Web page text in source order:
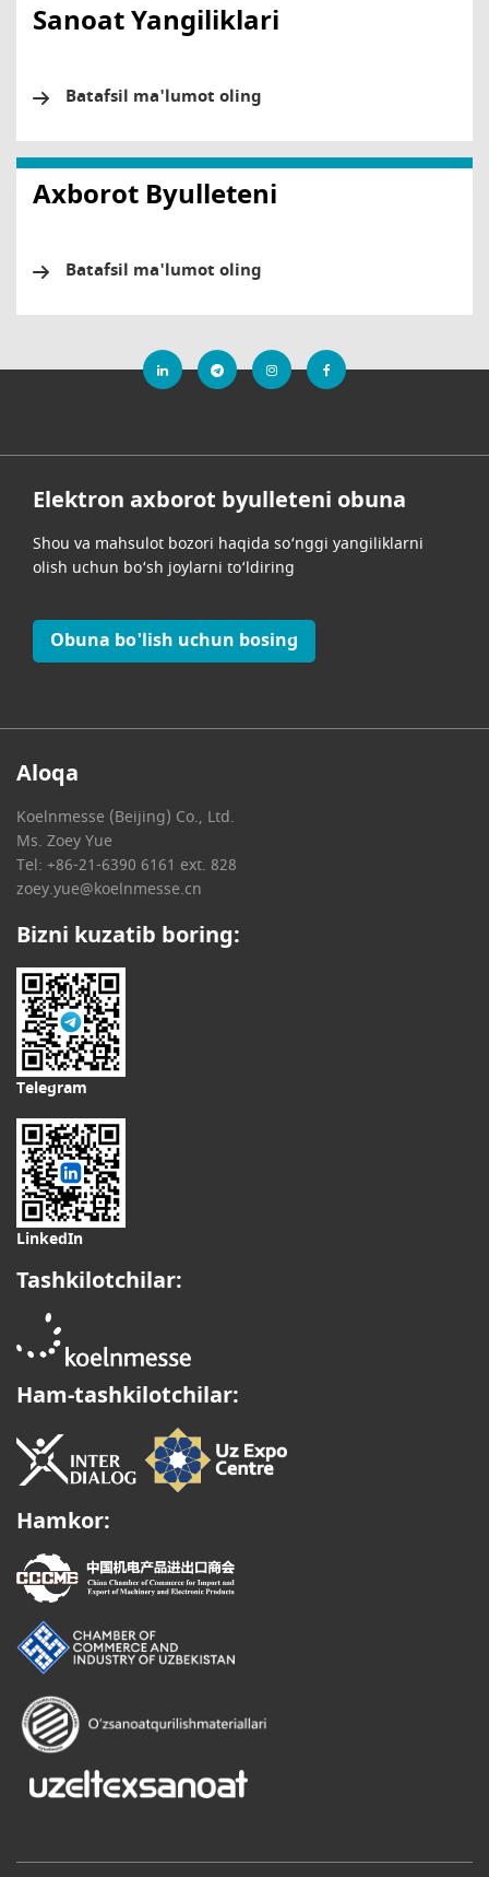
Sanoat Yangiliklari
Batafsil ma'lumot oling
Axborot Byulleteni
Batafsil ma'lumot oling
Elektron axborot byulleteni obuna
Shou va mahsulot bozori haqida so‘nggi yangiliklarni
olish uchun bo‘sh joylarni to‘ldiring
Obuna bo'lish uchun bosing
Aloqa
Koelnmesse (Beijing) Co., Ltd.
Ms. Zoey Yue
Tel: +86-21-6390 6161 ext. 828
zoey.yue@koelnmesse.cn
Bizni kuzatib boring:
Telegram
LinkedIn
Tashkilotchilar:
Ham-tashkilotchilar:
Hamkor: